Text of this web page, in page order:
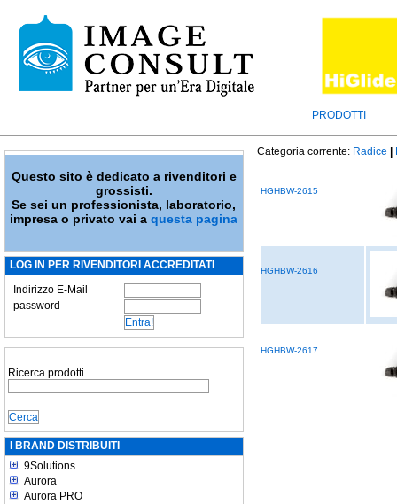
PRODOTTI
Questo sito è dedicato a rivenditori e
grossisti.
Se sei un professionista, laboratorio,
impresa o privato vai aquesta pagina
LOG IN PER RIVENDITORI ACCREDITATI
Indirizzo E-Mail
password
Ricerca prodotti
I BRAND DISTRIBUITI
9Solutions
Aurora
Aurora PRO
Categoria corrente: Radice
HGHBW-2615
HGHBW-2616
HGHBW-2617